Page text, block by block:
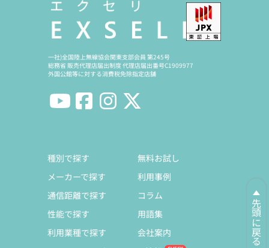
先頭に戻る
一社)全国陸上無線協会関東支部会員 第245号
総務省 販売代理店届出制度 代理店届出番号C1909977
外国公館等に対する消費税免除指定店舗
種別で探す
メーカーで探す
通信距離で探す
性能で探す
利用業種で探す
無料お試し
利用事例
コラム
用語集
会社案内